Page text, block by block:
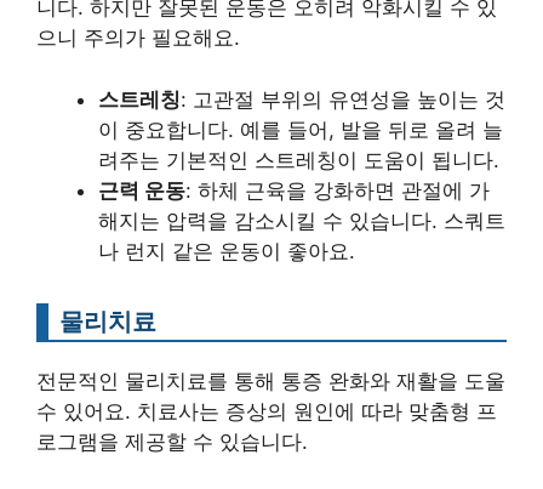
니다. 하지만 잘못된 운동은 오히려 악화시킬 수 있
으니 주의가 필요해요.
스트레칭: 고관절 부위의 유연성을 높이는 것
이 중요합니다. 예를 들어, 발을 뒤로 올려 늘
려주는 기본적인 스트레칭이 도움이 됩니다.
근력 운동: 하체 근육을 강화하면 관절에 가
해지는 압력을 감소시킬 수 있습니다. 스쿼트
나 런지 같은 운동이 좋아요.
물리치료
전문적인 물리치료를 통해 통증 완화와 재활을 도울
수 있어요. 치료사는 증상의 원인에 따라 맞춤형 프
로그램을 제공할 수 있습니다.